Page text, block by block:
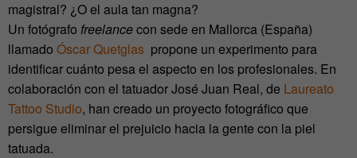
magistral? ¿O el aula tan magna?
Un fotógrafo freelancecon sede en Mallorca (España)
llamado Óscar Quetglas propone un experimento para
identificar cuánto pesa el aspecto en los profesionales. En
colaboración con el tatuador José Juan Real, de Laureato
Tattoo Studio, han creado un proyecto fotográfico que
persigue eliminar el prejuicio hacia la gente con la piel
tatuada.